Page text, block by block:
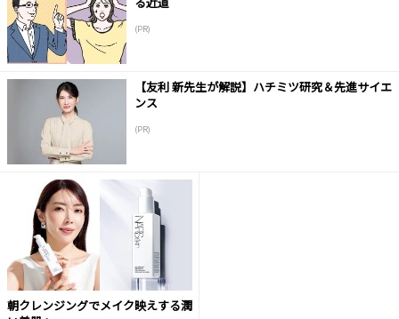
(PR)
【友利 新先生が解説】ハチミツ研究＆先進サイエ
ンス
(PR)
朝クレンジングでメイク映えする潤